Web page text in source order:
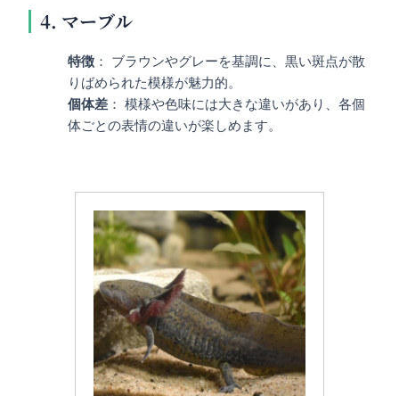
4. マーブル
特徴 ： ブラウンやグレーを基調に、黒い斑点が散
りばめられた模様が魅力的。
個体差 ： 模様や色味には大きな違いがあり、各個
体ごとの表情の違いが楽しめます。